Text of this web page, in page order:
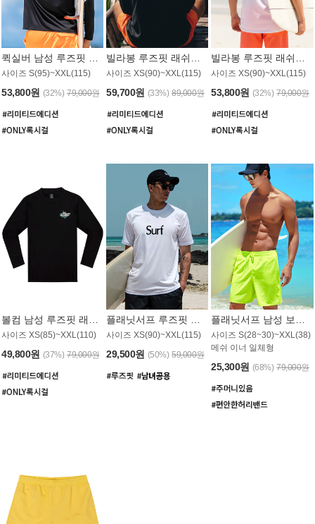
사이즈 S(95)~XXL(115)
53,800원 (32%) 79,000원
사이즈 XS(90)~XXL(115)
59,700원 (33%) 89,000원
사이즈 XS(90)~XXL(115)
53,800원 (32%) 79,000원
사이즈 XS(85)~XXL(110)
49,800원 (37%) 79,000원
사이즈 XS(90)~XXL(115)
29,500원 (50%) 59,000원
사이즈 S(28~30)~XXL(38)
메쉬 이너 일체형
25,300원 (68%) 79,000원